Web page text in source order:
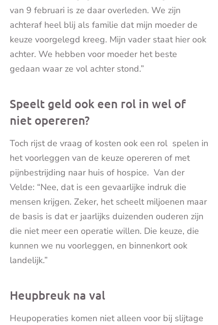
van 9 februari is ze daar overleden. We zijn
achteraf heel blij als familie dat mijn moeder de
keuze voorgelegd kreeg. Mijn vader staat hier ook
achter. We hebben voor moeder het beste
gedaan waar ze vol achter stond.”
Speelt geld ook een rol in wel of
niet opereren?
Toch rijst de vraag of kosten ook een rol spelen in
het voorleggen van de keuze opereren of met
pijnbestrijding naar huis of hospice. Van der
Velde: “Nee, dat is een gevaarlijke indruk die
mensen krijgen. Zeker, het scheelt miljoenen maar
de basis is dat er jaarlijks duizenden ouderen zijn
die niet meer een operatie willen. Die keuze, die
kunnen we nu voorleggen, en binnenkort ook
landelijk.”
Heupbreuk na val
Heupoperaties komen niet alleen voor bij slijtage